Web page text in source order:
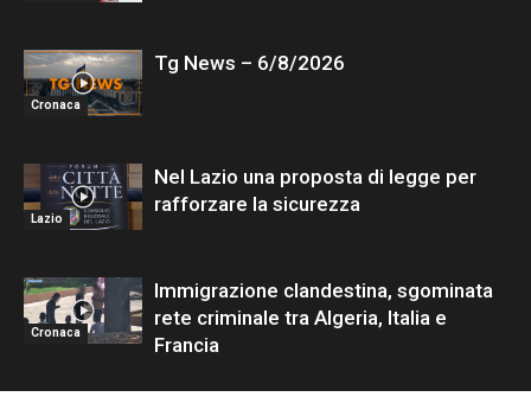
Cronaca
Tg News – 6/8/2026
Lazio
Nel Lazio una proposta di legge per
rafforzare la sicurezza
Cronaca
Immigrazione clandestina, sgominata
rete criminale tra Algeria, Italia e
Francia